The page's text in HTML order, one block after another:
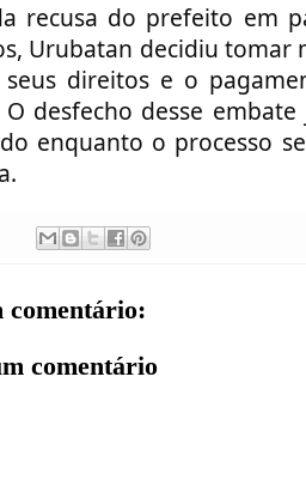
recusa do prefeito em
Urubatan decidiu tomar
direitos e o
O desfecho desse
enquanto o processo
comentário:
comentário